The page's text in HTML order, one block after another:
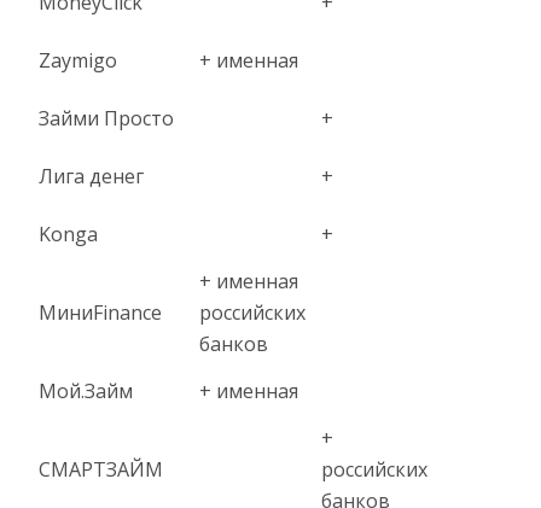
Zaymigo + именная
Займи Просто +
Лига денег +
Konga +
МиниFinance
+ именная
российских
банков
Мой.Займ
+ именная
СМАРТЗАЙМ
+
российских
банков